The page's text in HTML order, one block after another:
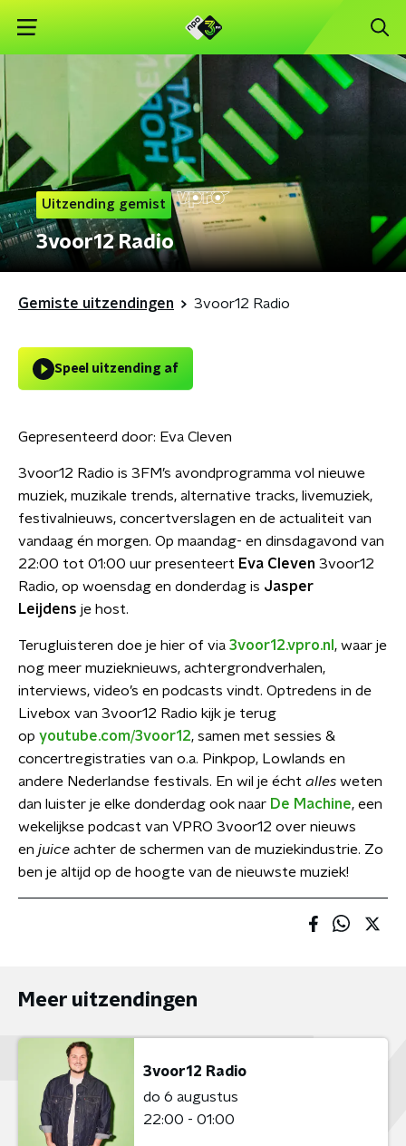
Uitzending gemist
3voor12 Radio
Gemiste uitzendingen 3voor12 Radio
Speel uitzending af
Gepresenteerd door: Eva Cleven
3voor12 Radio is 3FM’s avondprogramma vol nieuwe
muziek, muzikale trends, alternative tracks, livemuziek,
festivalnieuws, concertverslagen en de actualiteit van
vandaag én morgen. Op maandag- en dinsdagavond van
22:00 tot 01:00 uur presenteert Eva Cleven 3voor12
Radio, op woensdag en donderdag is Jasper
Leijdens je host.
Terugluisteren doe je hier of via 3voor12.vpro.nl , waar je
nog meer muzieknieuws, achtergrondverhalen,
interviews, video’s en podcasts vindt. Optredens in de
Livebox van 3voor12 Radio kijk je terug
op youtube.com/3voor12, samen met sessies &
concertregistraties van o.a. Pinkpop, Lowlands en
andere Nederlandse festivals. En wil je écht alles weten
dan luister je elke donderdag ook naar De Machine, een
wekelijkse podcast van VPRO 3voor12 over nieuws
en juice achter de schermen van de muziekindustrie. Zo
ben je altijd op de hoogte van de nieuwste muziek!
Meer uitzendingen
3voor12 Radio
do 6 augustus
22:00 - 01:00